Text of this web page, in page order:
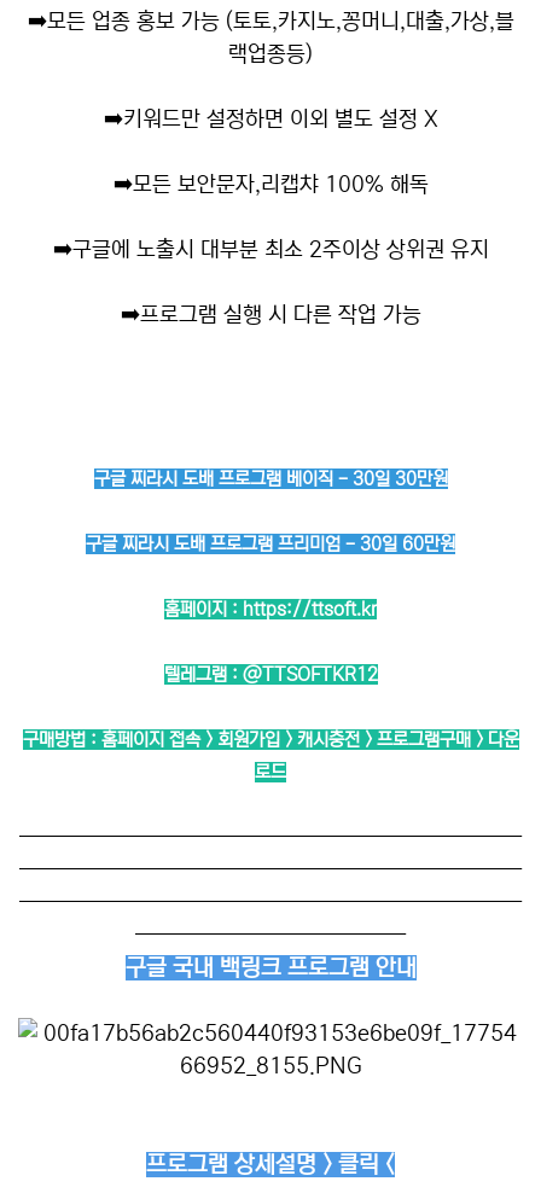
➡️모든 업종 홍보 가능 (토토,카지노,꽁머니,대출,가상,블
랙업종등)
➡️키워드만 설정하면 이외 별도 설정 X
➡️모든 보안문자,리캡챠 100% 해독
➡️구글에 노출시 대부분 최소 2주이상 상위권 유지
➡️프로그램 실행 시 다른 작업 가능
구글 찌라시 도배 프로그램 베이직 - 30일 30만원
구글 찌라시 도배 프로그램 프리미엄 - 30일 60만원
홈페이지 : https://ttsoft.kr
텔레그램 : @TTSOFTKR12
구매방법 : 홈페이지 접속 > 회원가입 > 캐시충전 > 프로그램구매 > 다운
로드
──────────────────────────
──────────────────────────
──────────────────────────
──────────────
구글 국내 백링크 프로그램 안내
프로그램 상세설명 > 클릭 <